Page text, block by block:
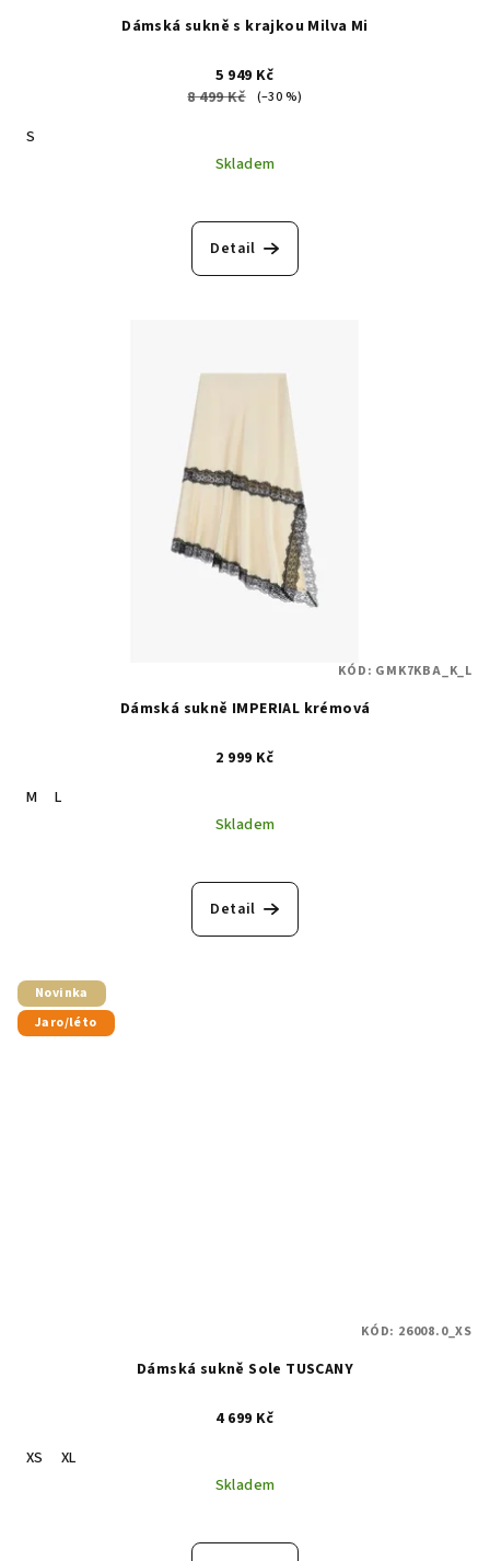
Dámská sukně s krajkou Milva Mi
5 949 Kč
8 499 Kč
(–30 %)
S
Skladem
Detail
Dámská sukně IMPERIAL krémová
2 999 Kč
M
L
Skladem
Detail
KÓD: GMK7KBA_K_L
Novinka
Jaro/léto
Dámská sukně Sole TUSCANY
4 699 Kč
XS
XL
Skladem
KÓD: 26008.0_XS